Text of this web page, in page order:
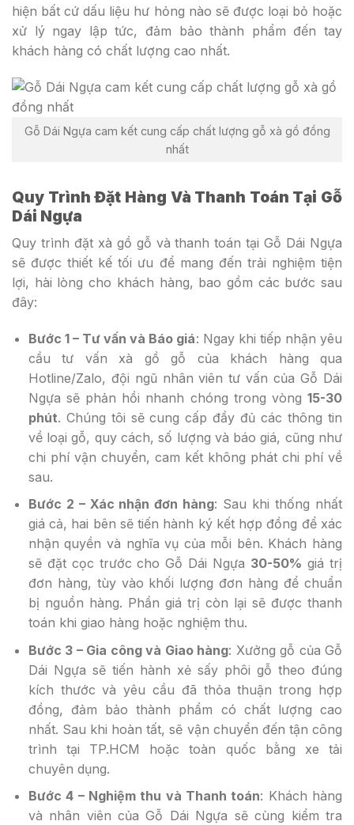
hiện bất cứ dấu liệu hư hỏng nào sẽ được loại bỏ hoặc
xử lý ngay lập tức, đảm bảo thành phẩm đến tay
khách hàng có chất lượng cao nhất.
Gỗ Dái Ngựa cam kết cung cấp chất lượng gỗ xà gồ đồng
nhất
Quy Trình Đặt Hàng Và Thanh Toán Tại Gỗ
Dái Ngựa
Quy trình đặt xà gồ gỗ và thanh toán tại Gỗ Dái Ngựa
sẽ được thiết kế tối ưu để mang đến trải nghiệm tiện
lợi, hài lòng cho khách hàng, bao gồm các bước sau
đây:
Bước 1 – Tư vấn và Báo giá: Ngay khi tiếp nhận yêu
cầu tư vấn xà gồ gỗ của khách hàng qua
Hotline/Zalo, đội ngũ nhân viên tư vấn của Gỗ Dái
Ngựa sẽ phản hồi nhanh chóng trong vòng 15-30
phút. Chúng tôi sẽ cung cấp đầy đủ các thông tin
về loại gỗ, quy cách, số lượng và báo giá, cũng như
chi phí vận chuyển, cam kết không phát chi phí về
sau.
Bước 2 – Xác nhận đơn hàng: Sau khi thống nhất
giá cả, hai bên sẽ tiến hành ký kết hợp đồng để xác
nhận quyền và nghĩa vụ của mỗi bên. Khách hàng
sẽ đặt cọc trước cho Gỗ Dái Ngựa 30-50% giá trị
đơn hàng, tùy vào khối lượng đơn hàng để chuẩn
bị nguồn hàng. Phần giá trị còn lại sẽ được thanh
toán khi giao hàng hoặc nghiệm thu.
Bước 3 – Gia công và Giao hàng: Xưởng gỗ của Gỗ
Dái Ngựa sẽ tiến hành xẻ sấy phôi gỗ theo đúng
kích thước và yêu cầu đã thỏa thuận trong hợp
đồng, đảm bảo thành phẩm có chất lượng cao
nhất. Sau khi hoàn tất, sẽ vận chuyển đến tận công
trình tại TP.HCM hoặc toàn quốc bằng xe tải
chuyên dụng.
Bước 4 – Nghiệm thu và Thanh toán: Khách hàng
và nhân viên của Gỗ Dái Ngựa sẽ cùng kiểm tra